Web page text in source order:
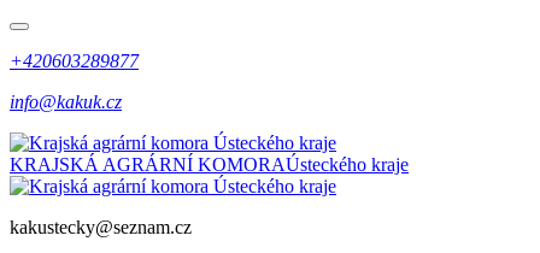
+420603289877
info@kakuk.cz
KRAJSKÁ AGRÁRNÍ KOMORAÚsteckého kraje
kakustecky@seznam.cz